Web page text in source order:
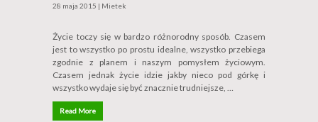
28 maja 2015 | Mietek
Życie toczy się w bardzo różnorodny sposób. Czasem
jest to wszystko po prostu idealne, wszystko przebiega
zgodnie z planem i naszym pomysłem życiowym.
Czasem jednak życie idzie jakby nieco pod górkę i
wszystko wydaje się być znacznie trudniejsze, …
Read More